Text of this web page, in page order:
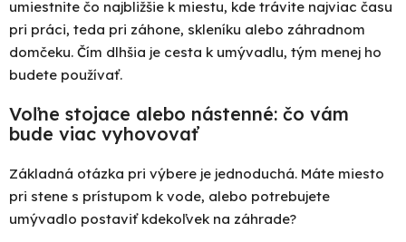
umiestnite čo najbližšie k miestu, kde trávite najviac času
pri práci, teda pri záhone, skleníku alebo záhradnom
domčeku. Čím dlhšia je cesta k umývadlu, tým menej ho
budete používať.
Voľne stojace alebo nástenné: čo vám
bude viac vyhovovať
Základná otázka pri výbere je jednoduchá. Máte miesto
pri stene s prístupom k vode, alebo potrebujete
umývadlo postaviť kdekoľvek na záhrade?